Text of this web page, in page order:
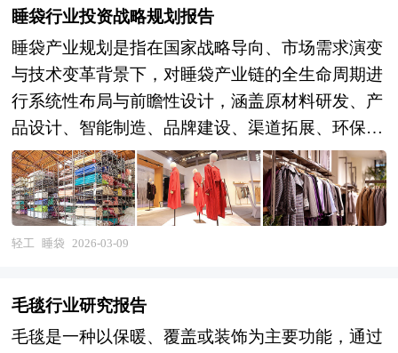
睡袋行业投资战略规划报告
睡袋产业规划是指在国家战略导向、市场需求演变
与技术变革背景下，对睡袋产业链的全生命周期进
行系统性布局与前瞻性设计，涵盖原材料研发、产
品设计、智能制造、品牌建设、渠道拓展、环保合
规及可持续发展等关键环节的统筹安排，旨在推动
产业由传统制造向高质量、高附加值、绿色化和智
能化方向转型升级。 产业规划一般包括产业发展
现状、产业特征分析、产业发展目标和发展定位、
区域化对产业发展的影响显著增强，产业间的竞争
层次和深度也发生了变化。因此，科学预测产业发
轻工 睡袋 2026-03-09
毛毯行业研究报告
毛毯是一种以保暖、覆盖或装饰为主要功能，通过